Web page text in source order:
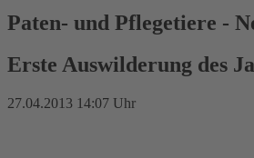
Paten- und Pflegetiere -
Erste Auswilderung des
27.04.2013 14:07 Uhr